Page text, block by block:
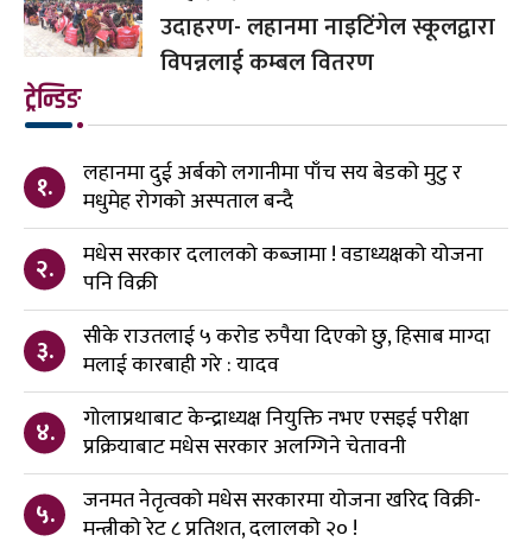
उदाहरण- लहानमा नाइटिंगेल स्कूलद्वारा
विपन्नलाई कम्बल वितरण
ट्रेन्डिङ
१.
लहानमा दुई अर्बको लगानीमा पाँच सय बेडको मुटु र
मधुमेह रोगको अस्पताल बन्दै
२.
मधेस सरकार दलालको कब्जामा ! वडाध्यक्षको योजना
पनि विक्री
३.
सीके राउतलाई ५ करोड रुपैया दिएको छु, हिसाब माग्दा
मलाई कारबाही गरे : यादव
४.
गोलाप्रथाबाट केन्द्राध्यक्ष नियुक्ति नभए एसइई परीक्षा
प्रक्रियाबाट मधेस सरकार अलग्गिने चेतावनी
५.
जनमत नेतृत्वको मधेस सरकारमा योजना खरिद विक्री-
मन्त्रीको रेट ८ प्रतिशत, दलालको २० !